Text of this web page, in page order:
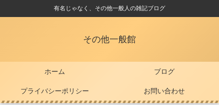
有名じゃなく、その他一般人の雑記ブログ
その他一般館
ホーム ブログ
プライバシーポリシー お問い合わせ